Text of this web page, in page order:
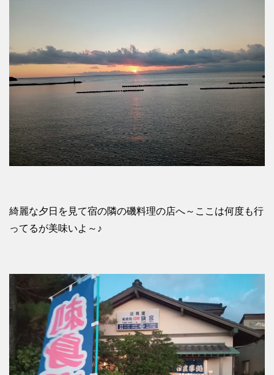
綺麗な夕日を見て宿の隣の磯料理の店へ～ここは何度も行
ってるが美味いよ～♪